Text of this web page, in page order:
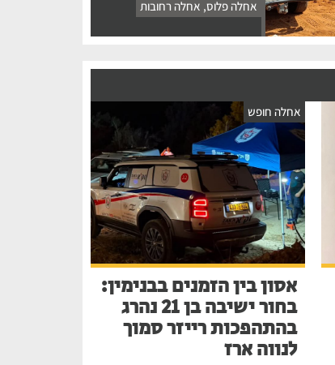
אחלה פלוס, אחלה רחובות
אחלה חופש
אסון בין הזמנים בבנימין:
בחור ישיבה בן 21 נהרג
בהתהפכות רייזר סמוך
לנווה ארז